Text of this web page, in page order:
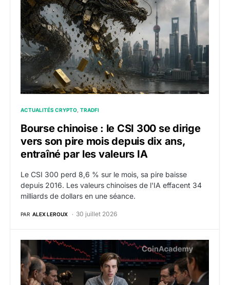
ACTUALITÉS CRYPTO TRADFI
Bourse chinoise : le CSI 300 se dirige
vers son pire mois depuis dix ans,
entraîné par les valeurs IA
Le CSI 300 perd 8,6 % sur le mois, sa pire baisse
depuis 2016. Les valeurs chinoises de l'IA effacent 34
milliards de dollars en une séance.
PAR ALEX LEROUX 30 juillet 2026
Situational Awareness, le fonds à 20 milliards $